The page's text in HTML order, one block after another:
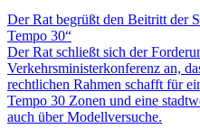
Der Rat begrüßt den Beitritt der
Tempo 30“
Der Rat schließt sich der
Verkehrsministerkonferenz an,
rechtlichen Rahmen schafft für
Tempo 30 Zonen und eine
auch über Modellversuche.